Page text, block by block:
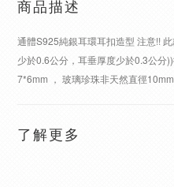
商品描述
通體S925純銀耳環耳扣造型 注意!!
少於0.6公分，耳垂厚度少於0.3公分
7*6mm ， 玻璃珍珠非天然直徑10mm
了解更多